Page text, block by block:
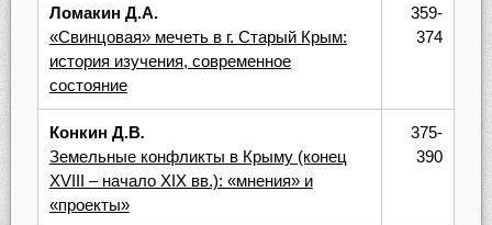
Ломакин Д.А.
«Свинцовая» мечеть в г. Старый Крым:
история изучения, современное
состояние
359-
374
Конкин Д.В.
Земельные конфликты в Крыму (конец
XVIII – начало XIX вв.): «мнения» и
«проекты»
375-
390